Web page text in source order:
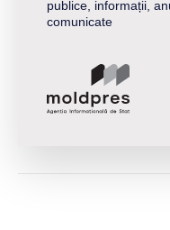
publice, informații,
comunicate